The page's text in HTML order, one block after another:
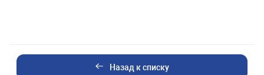
Назад к списку